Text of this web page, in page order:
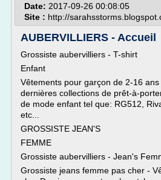
Date: 2017-09-26 00:08:05
Site : http://
AUBERVILLIERS - Accueil
Grossiste aubervilliers - T-shirt
Enfant
Vêtements pour garçon de 2-16
dernières collections de prêt-à-
de mode enfant tel que: RG512,
etc...
GROSSISTE JEAN'S
FEMME
Grossiste aubervilliers - Jean's
Grossiste jeans femme pas cher -